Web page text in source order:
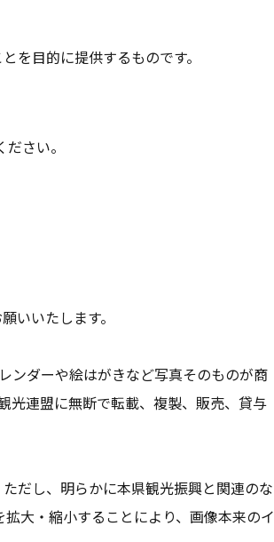
を目的に提供するものです。
さい。
いいたします。
ンダーや絵はがきなど写真そのものが商
光連盟に無断で転載、複製、販売、貸与
だし、明らかに本県観光振興と関連のな
大・縮小することにより、画像本来のイ